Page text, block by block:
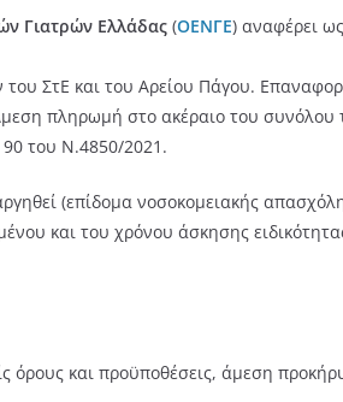
Γιατρών Ελλάδας (ΟΕΝΓΕ) αναφέρει
ΣτΕ και του Αρείου Πάγου.
πληρωμή στο ακέραιο του
90 του Ν.4850/2021.
(επίδομα νοσοκομειακής
και του χρόνου άσκησης
και προϋποθέσεις, άμεση